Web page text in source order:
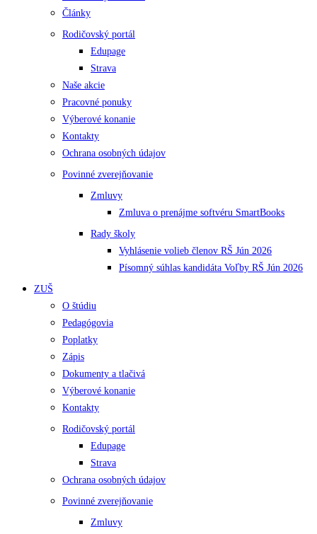
Články
Rodičovský portál
Edupage
Strava
Naše akcie
Pracovné ponuky
Výberové konanie
Kontakty
Ochrana osobných údajov
Povinné zverejňovanie
Zmluvy
Zmluva o prenájme softvéru SmartBooks
Rady školy
Vyhlásenie volieb členov RŠ Jún 2026
Písomný súhlas kandidáta Voľby RŠ Jún 2026
ZUŠ
O štúdiu
Pedagógovia
Poplatky
Zápis
Dokumenty a tlačivá
Výberové konanie
Kontakty
Rodičovský portál
Edupage
Strava
Ochrana osobných údajov
Povinné zverejňovanie
Zmluvy